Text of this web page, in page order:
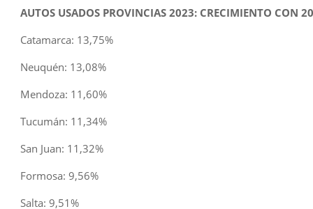
AUTOS USADOS PROVINCIAS 2023: CRECIMIENTO CON
Catamarca: 13,75%
Neuquén: 13,08%
Mendoza: 11,60%
Tucumán: 11,34%
San Juan: 11,32%
Formosa: 9,56%
Salta: 9,51%